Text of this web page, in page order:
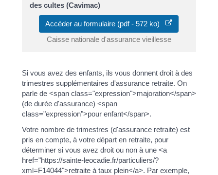
des cultes (Cavimac)
Accéder au formulaire (pdf - 572 ko)
Caisse nationale d'assurance vieillesse
Si vous avez des enfants, ils vous donnent droit à des
trimestres supplémentaires d'assurance retraite. On
parle de <span class="expression">majoration</span>
(de durée d'assurance) <span
class="expression">pour enfant</span>.
Votre nombre de trimestres (d'assurance retraite) est
pris en compte, à votre départ en retraite, pour
déterminer si vous avez droit ou non à une <a
href="https://sainte-leocadie.fr/particuliers/?
xml=F14044">retraite à taux plein</a>. Par exemple,